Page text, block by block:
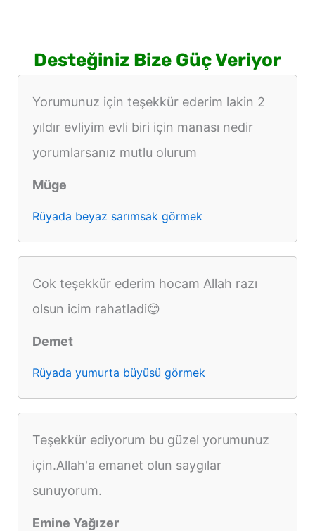
Desteğiniz Bize Güç Veriyor
Yorumunuz için teşekkür ederim lakin 2
yıldır evliyim evli biri için manası nedir
yorumlarsanız mutlu olurum
Müge
Rüyada beyaz sarımsak görmek
Cok teşekkür ederim hocam Allah razı
olsun icim rahatladi😊
Demet
Rüyada yumurta büyüsü görmek
Teşekkür ediyorum bu güzel yorumunuz
için.Allah'a emanet olun saygılar
sunuyorum.
Emine Yağızer